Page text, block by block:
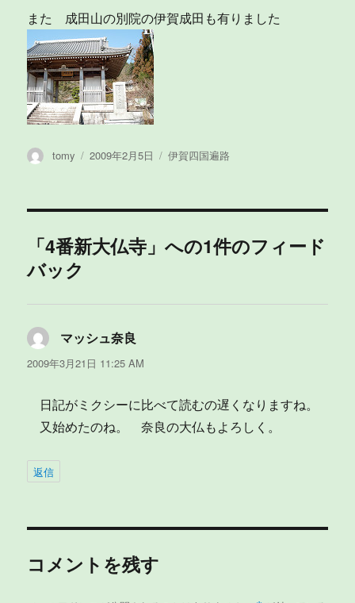
また 成田山の別院の伊賀成田も有りました
投
tomy
投
2009年2月5日
カ
伊賀四国遍路
「4番新大仏寺」への1件のフィード
バック
マッシュ奈良
り:
2009年3月21日 11:25 AM
日記がミクシーに比べて読むの遅くなりますね。
又始めたのね。 奈良の大仏もよろしく。
返信
コメントを残す